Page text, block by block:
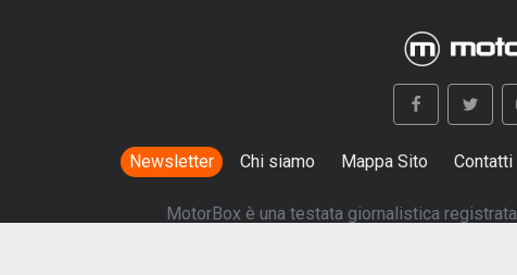
Newsletter Chi siamo Mappa Sito Contatti
MotorBox è una testata giornalistica